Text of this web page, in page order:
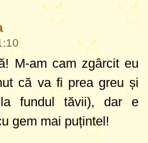
M-am cam zgârcit eu
că va fi prea greu și
fundul tăvii), dar e
gem mai puțintel!